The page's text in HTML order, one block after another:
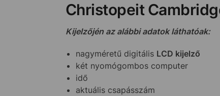
Christopeit
Kijelzőjén az alábbi adatok láthatóak:
nagyméretű digitális LCD kijelző
két nyomógombos computer
idő
aktuális csapásszám